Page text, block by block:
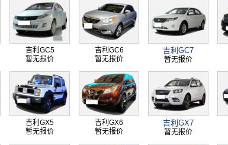
吉利GC5
暂无报价
吉利GC6
暂无报价
吉利GC7
暂无报价
吉利GX5
暂无报价
吉利GX6
暂无报价
吉利GX7
暂无报价